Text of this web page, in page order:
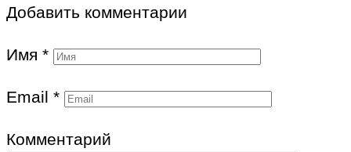
Добавить комментарии
Имя *
Email *
Комментарий